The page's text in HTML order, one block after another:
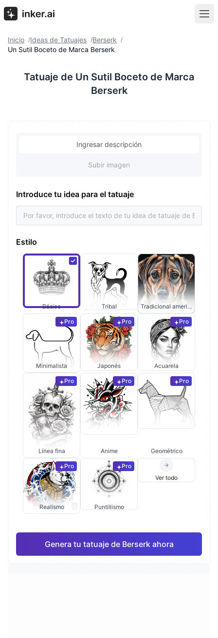
Inicio /Ideas de Tatuajes /Berserk /
Un Sutil Boceto de Marca Berserk
Tatuaje de Un Sutil Boceto de Marca
Berserk
Ingresar descripción
Subir imagen
Introduce tu idea para el tatuaje
Estilo
Básico Tribal Tradicional americano
Pro
Minimalista
Pro
Japonés
Pro
Acuarela
Pro
Línea fina
Pro
Anime
Pro
Geométrico
Pro
Realismo
Pro
Puntillismo
Ver todo
Genera tu tatuaje de Berserk ahora